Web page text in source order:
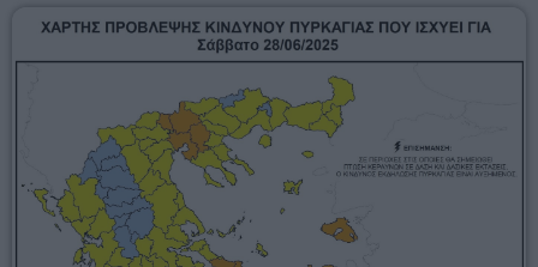
Επικοινωνία
Προσεχείς
ΕΡΚΟ
10:00 - 00:00